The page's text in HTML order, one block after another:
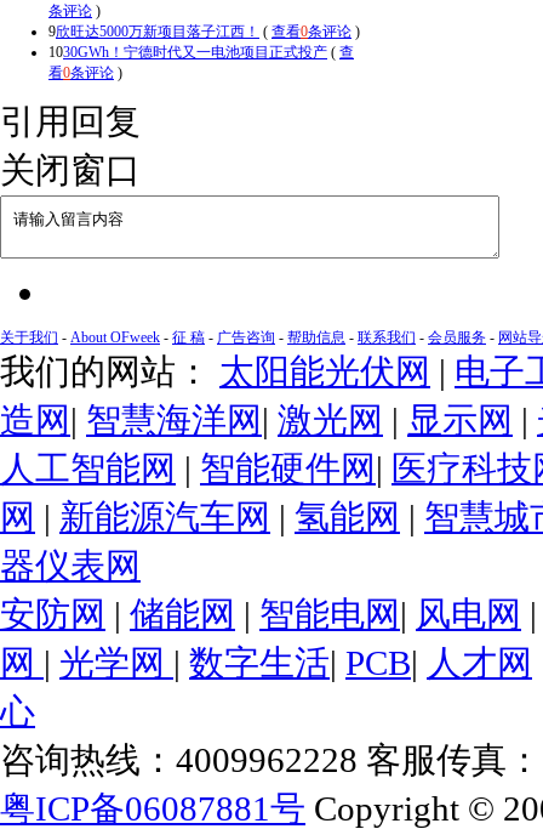
条评论 )
9欣旺达5000万新项目落子江西！ ( 查看0条评论 )
1030GWh！宁德时代又一电池项目正式投产 ( 查
看0条评论 )
引用回复
关闭窗口
关于我们 - About OFweek - 征 稿 - 广告咨询 - 帮助信息 - 联系我们 - 会员服务 - 网站
我们的网站： 太阳能光伏网 | 电子
造网 | 智慧海洋网 | 激光网 | 显示网 |
人工智能网 | 智能硬件网 | 医疗科技
网 | 新能源汽车网 | 氢能网 | 智慧城
器仪表网
安防网 | 储能网 | 智能电网 | 风电网
网 | 光学网 | 数字生活| PCB| 人才网
心
咨询热线：4009962228 客服传真
粤ICP备06087881号 Copyright ©